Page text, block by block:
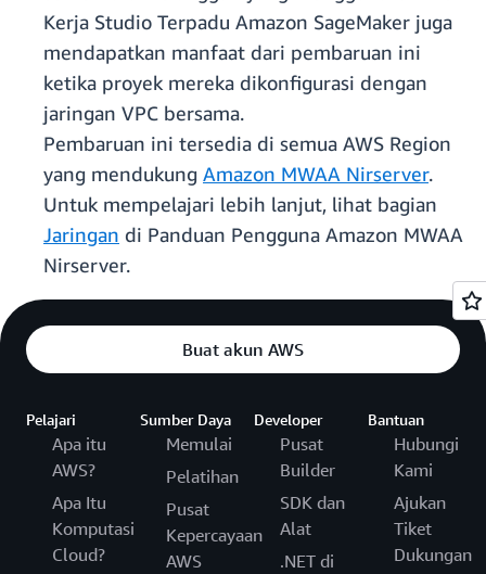
Kerja Studio Terpadu Amazon SageMaker juga
mendapatkan manfaat dari pembaruan ini
ketika proyek mereka dikonfigurasi dengan
jaringan VPC bersama.
Pembaruan ini tersedia di semua AWS Region
yang mendukung Amazon MWAA Nirserver.
Untuk mempelajari lebih lanjut, lihat bagian
Jaringan di Panduan Pengguna Amazon MWAA
Nirserver.
Buat akun AWS
Pelajari
Apa itu
AWS?
Apa Itu
Komputasi
Cloud?
Sumber Daya
Memulai
Pelatihan
Pusat
Kepercayaan
AWS
Developer
Pusat
Builder
SDK dan
Alat
.NET di
Bantuan
Hubungi
Kami
Ajukan
Tiket
Dukungan